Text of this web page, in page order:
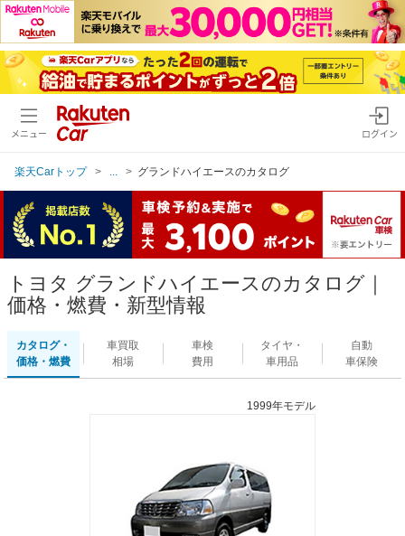
メニュー ログイン
楽天Carトップ グランドハイエースのカタログ
トヨタ グランドハイエースのカタログ｜
価格・燃費・新型情報
カタログ・
価格・燃費
車買取
相場
車検
費用
タイヤ・
車用品
自動
車保険
1999年モデル